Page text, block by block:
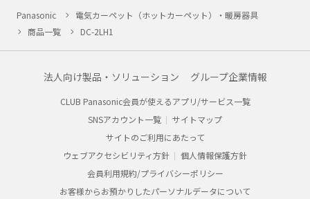
Panasonic
電気カーペット（ホットカーペット）・暖房器具
商品一覧
DC-2LH1
法人向け製品・ソリューション グループ企業情報
CLUB Panasonic会員が使えるアプリ/サービス一覧
SNSアカウント一覧
サイトマップ
サイトのご利用にあたって
ウェブアクセシビリティ方針
個人情報保護方針
会員利用規約/プライバシーポリシー
お客様からお預かりしたパーソナルデータについて